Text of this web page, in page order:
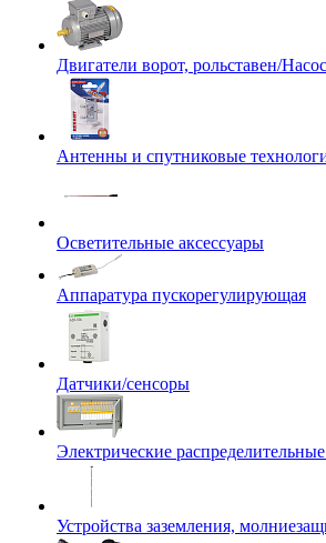
Двигатели ворот, рольставен/
Антенны и спутниковые
Осветительные аксессуары
Аппаратура пускорегулирующая
Датчики/сенсоры
Электрические
Устройства заземления,